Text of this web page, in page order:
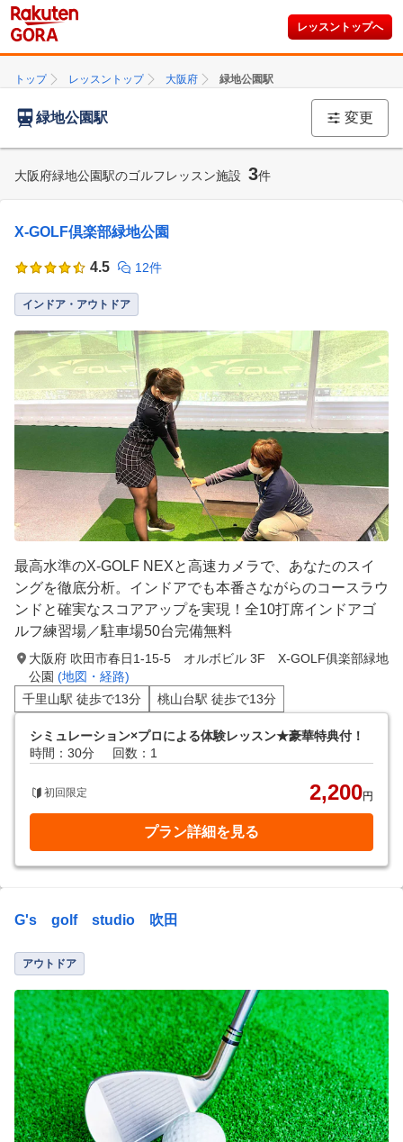
レッスントップへ
トップ レッスントップ 大阪府 緑地公園駅
緑地公園駅 変更
大阪府緑地公園駅のゴルフレッスン施設 3件
X-GOLF倶楽部緑地公園
4.5 12件
インドア・アウトドア
最高水準のX-GOLF NEXと高速カメラで、あなたのスイ
ングを徹底分析。インドアでも本番さながらのコースラウ
ンドと確実なスコアアップを実現！全10打席インドアゴ
ルフ練習場／駐車場50台完備無料
大阪府 吹田市春日1-15-5 オルボビル 3F X-GOLF俱楽部緑地
公園 (地図・経路)
千里山駅 徒歩で13分
桃山台駅 徒歩で13分
シミュレーション×プロによる体験レッスン★豪華特典付！
時間：30分
回数：1
初回限定 2,200円
プラン詳細を見る
G's golf studio 吹田
アウトドア